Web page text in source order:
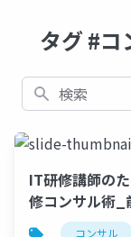
タグ #コ
検索
IT研修講師の
修コンサル術_
アリング編.pptx
コンサル